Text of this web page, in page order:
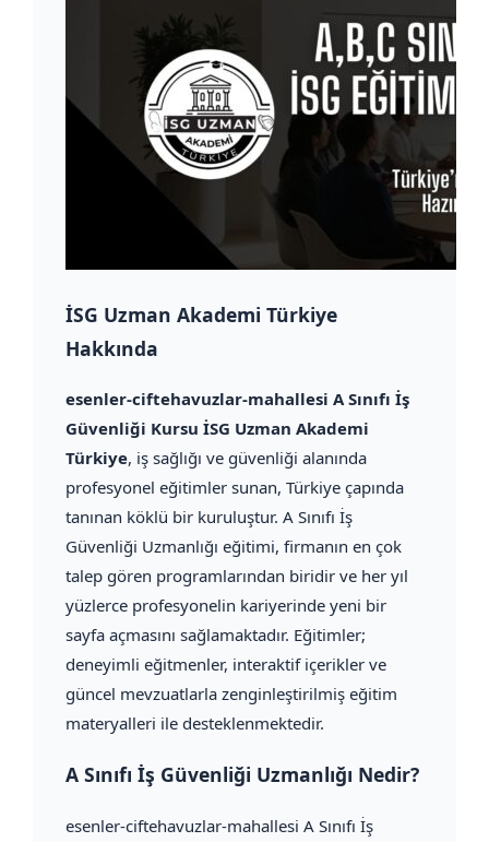
İSG Uzman Akademi Türkiye
Hakkında
esenler-ciftehavuzlar-mahallesi A Sınıfı İş
Güvenliği Kursu İSG Uzman Akademi
Türkiye, iş sağlığı ve güvenliği alanında
profesyonel eğitimler sunan, Türkiye çapında
tanınan köklü bir kuruluştur. A Sınıfı İş
Güvenliği Uzmanlığı eğitimi, firmanın en çok
talep gören programlarından biridir ve her yıl
yüzlerce profesyonelin kariyerinde yeni bir
sayfa açmasını sağlamaktadır. Eğitimler;
deneyimli eğitmenler, interaktif içerikler ve
güncel mevzuatlarla zenginleştirilmiş eğitim
materyalleri ile desteklenmektedir.
A Sınıfı İş Güvenliği Uzmanlığı Nedir?
esenler-ciftehavuzlar-mahallesi A Sınıfı İş